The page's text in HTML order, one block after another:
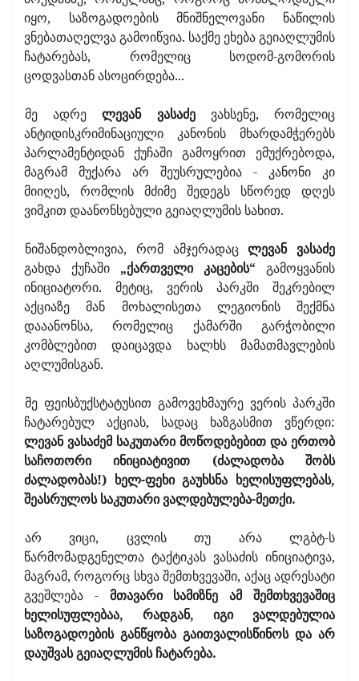
იყო, საზოგადოების მნიშნელოვანი ნაწილის
ვნებათაღელვა გამოიწვია. საქმე ეხება გეიაღლუმის
ჩატარებას, რომელიც სოდომ-გომორის
ცოდვასთან ასოცირდება...
მე ადრელევან ვასაძევახსენე, რომელიც
ანტიდისკრიმინაციული კანონის მხარდამჭერებს
პარლამენტიდან ქუჩაში გამოყრით ემუქრებოდა,
მაგრამ მუქარა არ შეუსრულებია - კანონი კი
მიიღეს, რომლის მძიმე შედეგს სწორედ დღეს
ვიმკით დაანონსებული გეიაღლუმის სახით.
ნიშანდობლივია, რომ ამჯერადაცლევან ვასაძე
გახდა ქუჩაში „ქართველი კაცების“ გამოყვანის
ინიციატორი. მეტიც, ვერის პარკში შეკრებილ
აქციაზე მან მოხალისეთა ლეგიონის შექმნა
დააანონსა, რომელიც ქამარში გარჭობილი
კომბლებით დაიცავდა ხალხს მამათმავლების
აღლუმისგან.
მე ფეისბუქსტატუსით გამოვეხმაურე ვერის პარკში
ჩატარებულ აქციას, სადაც ხაზგასმით ვწერდი:
ლევან ვასაძემ საკუთარი მოწოდებებით და ერთობ
საჩოთორი ინიციატივით (ძალადობა შობს
ძალადობას!) ხელ-ფეხი გაუხსნა ხელისუფლებას,
შეასრულოს საკუთარი ვალდებულება-მეთქი.
არ ვიცი, ცვლის თუ არა ლგბტ-ს
წარმომადგენელთა ტაქტიკას ვასაძის ინიციატივა,
მაგრამ, როგორც სხვა შემთხვევაში, აქაც ადრესატი
გვეშლება -მთავარი სამიზნე ამ შემთხვევაშიც
ხელისუფლებაა, რადგან, იგი ვალდებულია
საზოგადოების განწყობა გაითვალისწინოს და არ
დაუშვას გეიაღლუმის ჩატარება.